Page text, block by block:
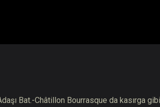
Bat.-Châtillon Bourrasque da kasırga gibi